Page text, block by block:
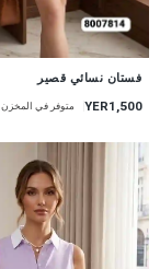
فستان نسائي قصير
YER1,500 متوفر في المخزن